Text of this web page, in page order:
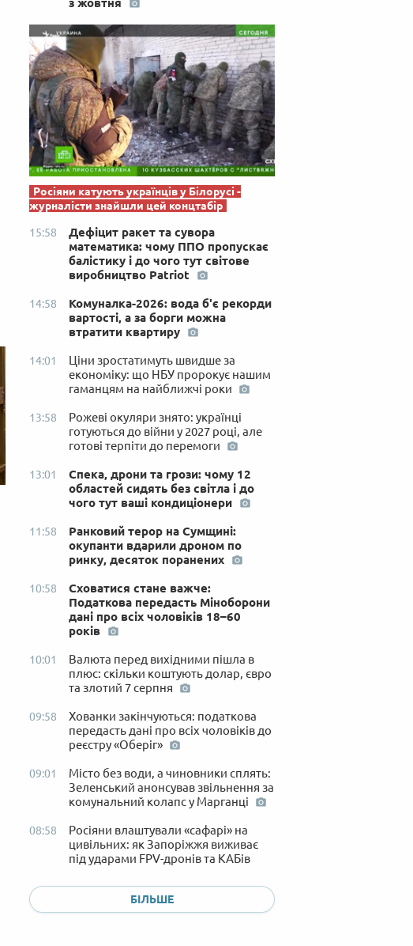
з жовтня
Росіяни катують українців у Білорусі -
журналісти знайшли цей концтабір
15:58
Дефіцит ракет та сувора
математика: чому ППО пропускає
балістику і до чого тут світове
виробництво Patriot
14:58
Комуналка-2026: вода б'є рекорди
вартості, а за борги можна
втратити квартиру
14:01
Ціни зростатимуть швидше за
економіку: що НБУ пророкує нашим
гаманцям на найближчі роки
13:58
Рожеві окуляри знято: українці
готуються до війни у 2027 році, але
готові терпіти до перемоги
13:01
Спека, дрони та грози: чому 12
областей сидять без світла і до
чого тут ваші кондиціонери
11:58
Ранковий терор на Сумщині:
окупанти вдарили дроном по
ринку, десяток поранених
10:58
Сховатися стане важче:
Податкова передасть Міноборони
дані про всіх чоловіків 18–60
років
10:01
Валюта перед вихідними пішла в
плюс: скільки коштують долар, євро
та злотий 7 серпня
09:58
Хованки закінчуються: податкова
передасть дані про всіх чоловіків до
реєстру «Оберіг»
09:01
Місто без води, а чиновники сплять:
Зеленський анонсував звільнення за
комунальний колапс у Марганці
08:58
Росіяни влаштували «сафарі» на
цивільних: як Запоріжжя виживає
під ударами FPV-дронів та КАБів
08:01
Папірець замість захисту: як дірява
система охоронних ордерів
призвела до жорстокого вбивства
БІЛЬШЕ